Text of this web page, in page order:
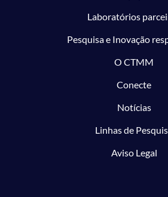
Laboratórios
Pesquisa e Inovação
O CTMM
Conecte
Notícias
Linhas de
Aviso Legal